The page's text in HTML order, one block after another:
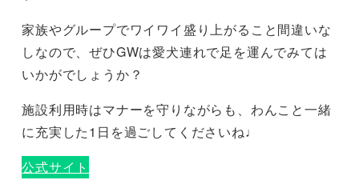
家族やグループでワイワイ盛り上がること間違いな
しなので、ぜひGWは愛犬連れで足を運んでみては
いかがでしょうか？
施設利用時はマナーを守りながらも、わんこと一緒
に充実した1日を過ごしてくださいね♩
公式サイト